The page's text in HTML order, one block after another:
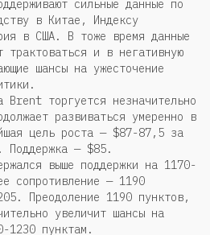
сильные данные по
в Китае, Индексу
в США. В тоже время данные
трактоваться и в негативную
шансы на ужесточение
Brent торгуется незначительно
развиваться умеренно в
цель роста — $87-87,5 за
Поддержка — $85.
выше поддержки на 1170-
сопротивление — 1190
Преодоление 1190 пунктов,
увеличит шансы на
1230 пунктам.